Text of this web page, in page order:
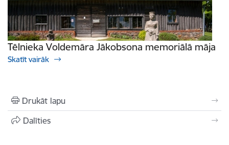
Tēlnieka Voldemāra Jākobsona memoriālā māja
Skatīt vairāk
Drukāt lapu
Dalīties